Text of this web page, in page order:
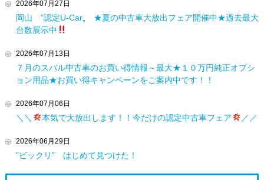
2026年07月27日
岡山 ”認定U-Car„ ★夏の中古車大放出フェア開催中★過去最大
台数展示中
2026年07月13日
７月のスバル中古車のお買い得情報～最大★１０万円純正オプシ
ョン用品★お買い得キャンペーンをご案内中です！！
2026年07月06日
＼＼ 本気で大放出します！！今だけの認定中古車フェア ／／
2026年06月29日
”ビックリ” はじめて見つけた！